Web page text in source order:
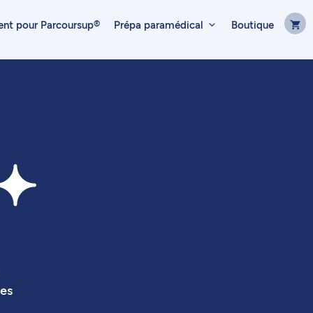
pour Parcoursup® Prépa paramédical Boutique